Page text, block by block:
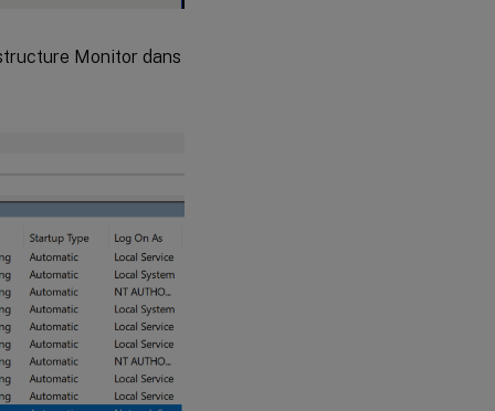
Monitor dans